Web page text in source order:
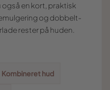
en kort, praktisk
og dobbelt-
rester på huden.
Kombineret hud